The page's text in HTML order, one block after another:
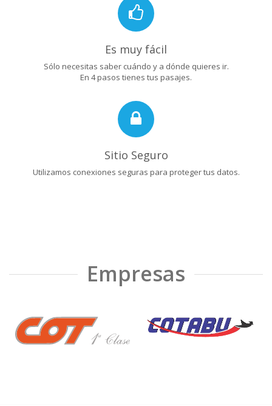
Es muy fácil
Sólo necesitas saber cuándo y a dónde quieres ir.
En 4 pasos tienes tus pasajes.
Sitio Seguro
Utilizamos conexiones seguras para proteger tus datos.
Empresas
❮ ❯